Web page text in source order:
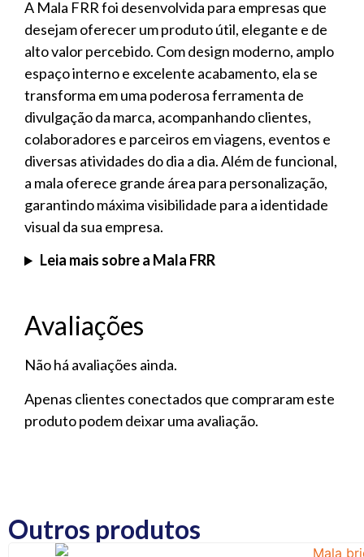
A Mala FRR foi desenvolvida para empresas que
desejam oferecer um produto útil, elegante e de
alto valor percebido. Com design moderno, amplo
espaço interno e excelente acabamento, ela se
transforma em uma poderosa ferramenta de
divulgação da marca, acompanhando clientes,
colaboradores e parceiros em viagens, eventos e
diversas atividades do dia a dia. Além de funcional,
a mala oferece grande área para personalização,
garantindo máxima visibilidade para a identidade
visual da sua empresa.
Leia mais sobre a Mala FRR
Avaliações
Não há avaliações ainda.
Apenas clientes conectados que compraram este
produto podem deixar uma avaliação.
Outros produtos